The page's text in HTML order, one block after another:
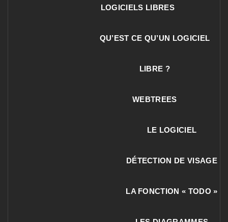
LOGICIELS LIBRES
QU’EST CE QU’UN LOGICIEL
LIBRE ?
WEBTREES
LE LOGICIEL
DÉTECTION DE VISAGE
LA FONCTION « TODO »